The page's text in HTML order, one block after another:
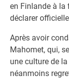
en Finlande à la
déclarer
Après avoir
Mahomet, qui,
une culture de
néanmoins